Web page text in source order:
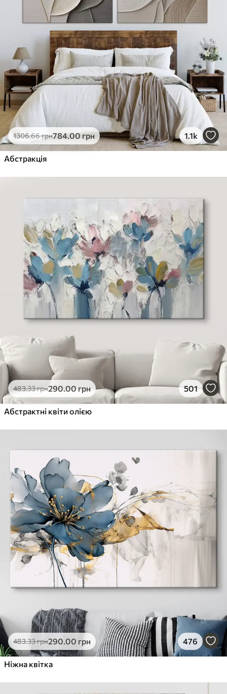
1306.66грн784.00грн 1.1k
Абстракція
483.33грн290.00грн 501
Абстрактні квіти олією
483.33грн290.00 грн 476
Ніжна квітка